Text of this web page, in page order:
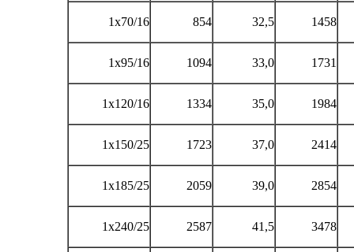
1x70/16 854 32,5 1458
1x95/16 1094 33,0 1731
1x120/16 1334 35,0 1984
1x150/25 1723 37,0 2414
1x185/25 2059 39,0 2854
1x240/25 2587 41,5 3478